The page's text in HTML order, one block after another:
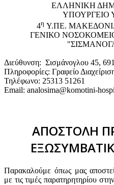
EΛΛΗΝΙΚΗ
ΥΠΟΥΡΓΕΙΟ
4η Υ.ΠΕ.
ΓΕΝΙΚΟ
Διεύθυνση: Σισμάνογλου 45,
Πληροφορίες: Γραφείο
Τηλέφωνο: 25313 51261
Email: analosima@komotini-
ΑΠΟΣΤΟΛΗ
Παρακαλούμε όπως μας
με τις τιμές παρατηρητηρίου